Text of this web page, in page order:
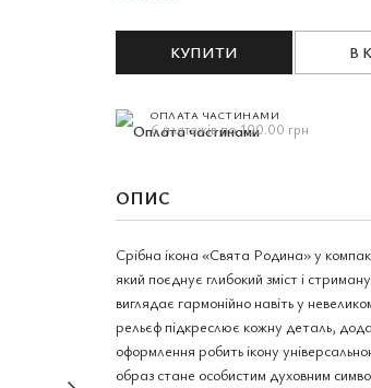
КУПИТИ В
ОПЛАТА ЧАСТИНАМИ
6 платежів по 100.00 грн
ОПИС
Срібна ікона «Свята Родина» у
який поєднує глибокий зміст і
виглядає гармонійно навіть у
рельєф підкреслює кожну деталь,
оформлення робить ікону
образ стане особистим духовним